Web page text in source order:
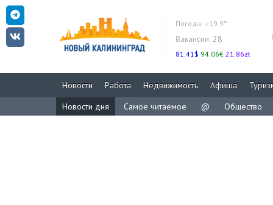
Погода: +19.9°
Вакансии: 28
81.41$ 94.06€ 21.86zł
Новости Работа Недвижимость Афиша
Новости дня
Самое читаемое @ Общество